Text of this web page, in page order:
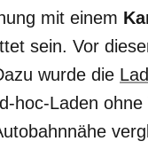
mit einem
sein. Vor
wurde die
hoc-Laden